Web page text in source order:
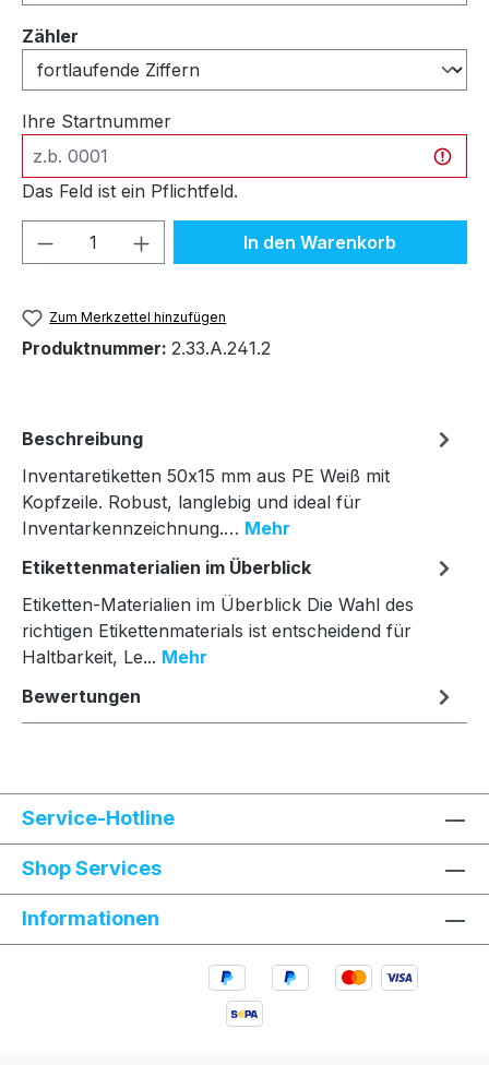
Zähler
Ihre Startnummer
Das Feld ist ein Pflichtfeld.
Produkt Anzahl: Gib denIn den Warenkorb
Zum Merkzettel hinzufügen
Produktnummer: 2.33.A.241.2
Beschreibung
Inventaretiketten 50x15 mm aus PE Weiß mit
Kopfzeile. Robust, langlebig und ideal für
Inventarkennzeichnung.… Mehr
Etikettenmaterialien im Überblick
Etiketten-Materialien im Überblick Die Wahl des
richtigen Etikettenmaterials ist entscheidend für
Haltbarkeit, Le... Mehr
Bewertungen
Service-Hotline
Shop Services
Informationen